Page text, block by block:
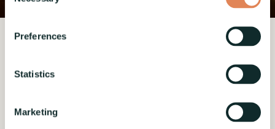
Preferences
Statistics
Marketing
Täysin sähköiset koneet
vastata asiakkaiden kasvaviin tarpeisiin